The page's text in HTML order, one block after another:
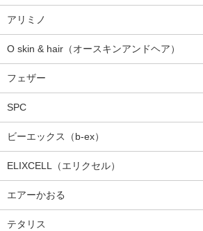
アリミノ
O skin & hair（オースキンアンドヘア）
フェザー
SPC
ビーエックス（b-ex）
ELIXCELL（エリクセル）
エアーかおる
テタリス